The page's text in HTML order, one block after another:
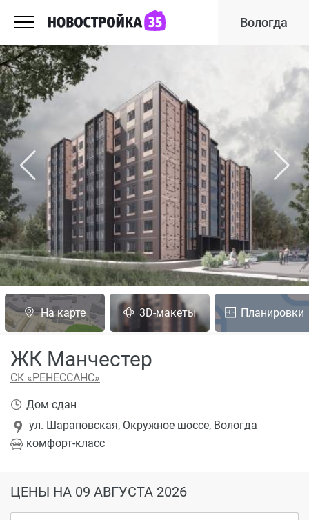
Вологда
На карте 3D-макеты Планировки
ЖК Манчестер
СК «РЕНЕССАНС»
комфорт-класс
ул. Шараповская, Окружное шоссе, Вологда
Дом сдан
ЦЕНЫ НА 09 АВГУСТА 2026